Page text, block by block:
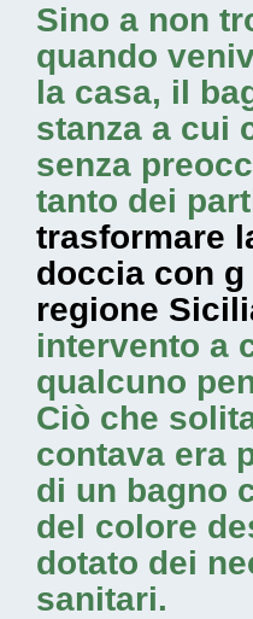
Sino a non
quando
la casa, il
stanza a cui
senza
tanto dei
trasformare
doccia con
regione
intervento a
qualcuno
Ciò che
contava era
di un bagno
del colore
dotato dei
sanitari.